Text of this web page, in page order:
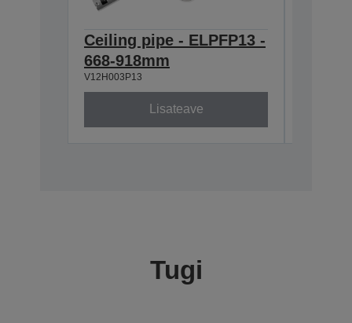
Ceiling pipe - ELPFP13 -
668-918mm
V12H003P13
Lisateave
Tugi